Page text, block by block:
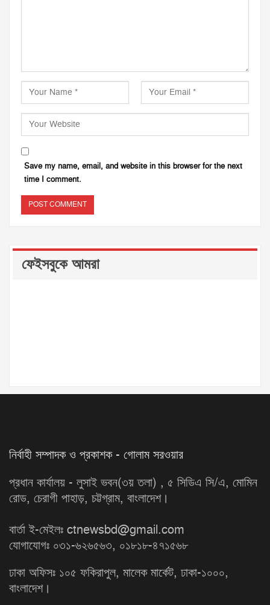
Save my name, email, and website in this browser for the next
time I comment.
ফেইসবুকে আমরা
নির্বাহী সম্পাদক ও প্রকাশক - গোলাম সরওয়ার
প্রধান কার্যালয় - লুসাই ভবন(৩য় তলা) , ৫ সিডিএ সি/এ, মোমিন
রোড, চেরাগী পাহাড়, চট্টগ্রাম, বাংলাদেশ।
বার্তা ই-মেইলঃ ctnewsbd@gmail.com
যোগাযোগঃ ০৩১-৬২৬৫৬৩, ০১৮১৮-৪৭১৫৬৮
ঢাকা অফিসঃ ১০৫ ফকিরাপুল, মালেক মার্কেট, ঢাকা-১০০০,
বাংলাদেশ।